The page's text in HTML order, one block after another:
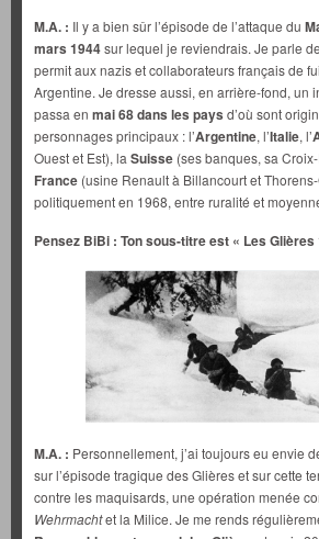
M.A. : Il y a bien sûr l’épisode de l’attaque du
mars 1944sur lequel je reviendrais. Je parle de
permit aux nazis et collaborateurs français de
Argentine. Je dresse aussi, en arrière-fond, un
passa en mai 68dans les pays d’où sont
personnages principaux : l’Argentine, l’Italie, l’
Ouest et Est), la Suisse (ses banques, sa
France (usine Renault à Billancourt et
politiquement en 1968, entre ruralité et
Pensez BiBi : Ton sous-titre est « Les Glières
M.A. : Personnellement, j’ai toujours eu envie
sur l’épisode tragique des Glières et sur cette
contre les maquisards, une opération menée
Wehrmachtet la Milice. Je me rends